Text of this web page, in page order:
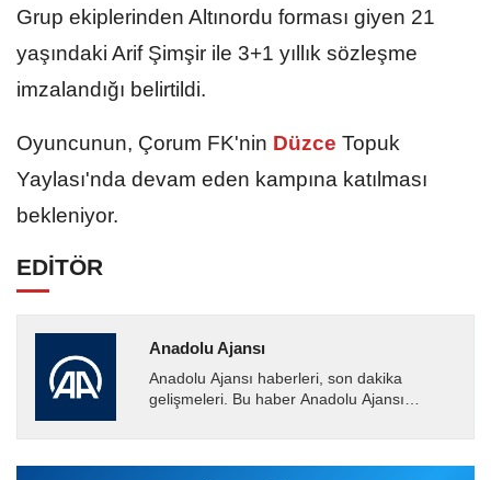
Grup ekiplerinden Altınordu forması giyen 21
yaşındaki Arif Şimşir ile 3+1 yıllık sözleşme
imzalandığı belirtildi.
Oyuncunun, Çorum FK'nin Düzce Topuk
Yaylası'nda devam eden kampına katılması
bekleniyor.
EDİTÖR
Anadolu Ajansı
Anadolu Ajansı haberleri, son dakika
gelişmeleri. Bu haber Anadolu Ajansı
tarafından geçilen tüm...